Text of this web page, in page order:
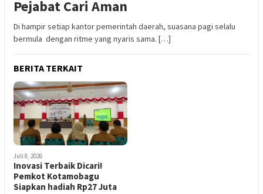
Pejabat Cari Aman
Di hampir setiap kantor pemerintah daerah, suasana pagi selalu
bermula dengan ritme yang nyaris sama. […]
BERITA TERKAIT
Juli 8, 2026
Inovasi Terbaik Dicari!
Pemkot Kotamobagu
Siapkan hadiah Rp27 Juta